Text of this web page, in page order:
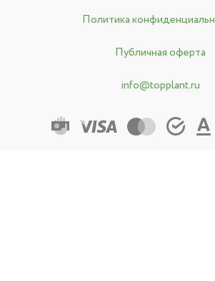
Политика
Публичная оферта
info@topplant.ru